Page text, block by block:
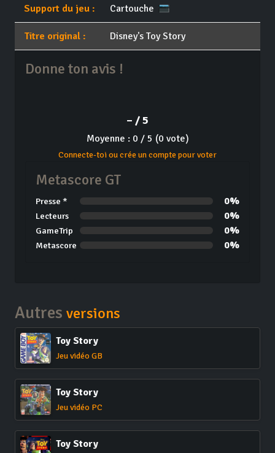
Support du jeu : Cartouche
Titre original : Disney's Toy Story
Donne ton avis !
– / 5
Moyenne : 0 / 5 (0 vote)
Connecte-toi ou crée un compte pour voter
Metascore GT
Presse * 0%
Lecteurs 0%
GameTrip 0%
Metascore 0%
Autres versions
Toy Story
Jeu vidéo GB
Toy Story
Jeu vidéo PC
Toy Story